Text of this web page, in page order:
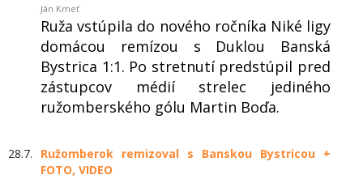
Ján Kmeť
Ruža vstúpila do nového ročníka Niké ligy
domácou remízou s Duklou Banská
Bystrica 1:1. Po stretnutí predstúpil pred
zástupcov médií strelec jediného
ružomberského gólu Martin Boďa.
28.7.
Ružomberok remizoval s Banskou Bystricou +
FOTO, VIDEO